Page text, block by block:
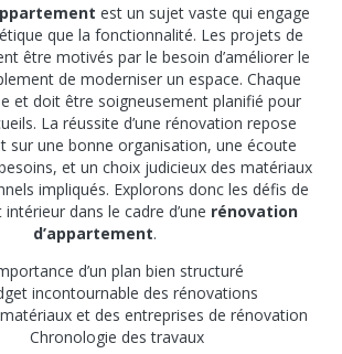
est un sujet vaste qui engage
que la fonctionnalité. Les projets de
être motivés par le besoin d’améliorer le
de moderniser un espace. Chaque
et doit être soigneusement planifié pour
La réussite d’une rénovation repose
sur une bonne organisation, une écoute
et un choix judicieux des matériaux
impliqués. Explorons donc les défis de
intérieur dans le cadre d’une rénovation
d’appartement.
d’un plan bien structuré
incontournable des rénovations
et des entreprises de rénovation
Chronologie des travaux